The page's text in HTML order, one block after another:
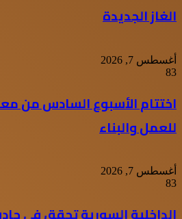
الغاز الجديدة
أغسطس 7, 2026
83
اختتام الأسبوع السادس من
للعمل والبناء
أغسطس 7, 2026
83